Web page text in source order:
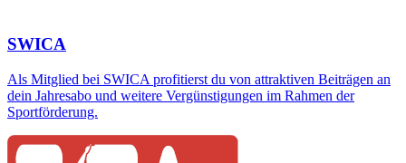
SWICA
Als Mitglied bei SWICA profitierst du von attraktiven Beiträgen an
dein Jahresabo und weitere Vergünstigungen im Rahmen der
Sportförderung.